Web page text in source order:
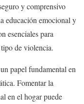
y comprensivo
educación emocional y
esenciales para
tipo de violencia.
papel fundamental en
Fomentar la
en el hogar puede